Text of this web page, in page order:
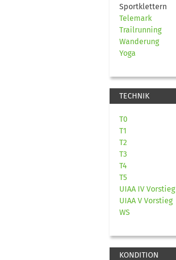
Sportklettern
Telemark
Trailrunning
Wanderung
Yoga
TECHNIK
T0
T1
T2
T3
T4
T5
UIAA IV Vorstieg
UIAA V Vorstieg
WS
KONDITION